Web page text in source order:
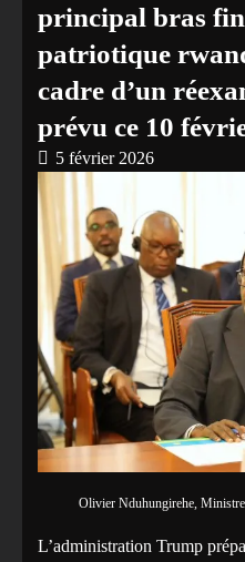
principal bras
patriotique
cadre d’un
prévu ce 10
5 février 2026
Olivier Nduhungirehe,
L’administration Trump